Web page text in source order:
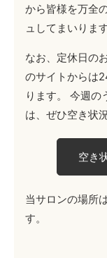
から皆様を万全
ュしてまいります
なお、定休日の
のサイトからは
ります。 今週の
は、ぜひ空き状
空き
当サロンの場所
す。